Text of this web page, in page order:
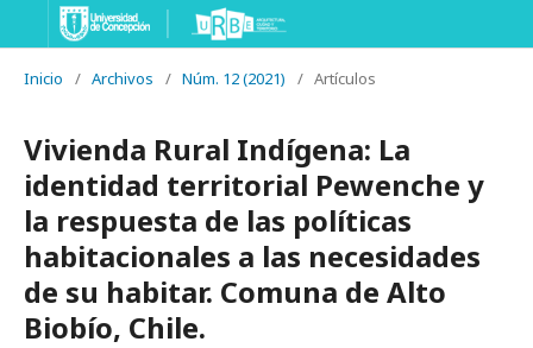
Inicio / Archivos / Núm. 12 (2021) / Artículos
Vivienda Rural Indígena: La
identidad territorial Pewenche y
la respuesta de las políticas
habitacionales a las necesidades
de su habitar. Comuna de Alto
Biobío, Chile.